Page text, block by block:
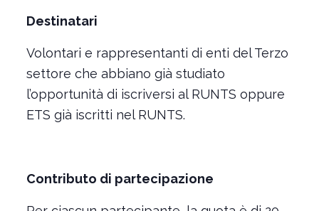
Destinatari
Volontari e rappresentanti di enti del Terzo
settore che abbiano già studiato
l’opportunità di iscriversi al RUNTS oppure
ETS già iscritti nel RUNTS.
Contributo di partecipazione